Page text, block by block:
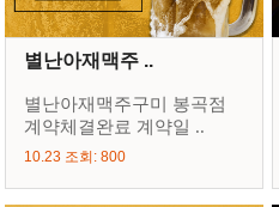
별난아재맥주 ..
별난아재맥주구미 봉곡점
계약체결완료 계약일 ..
10.23 조회: 800